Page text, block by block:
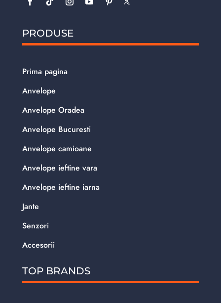
PRODUSE
Prima pagina
Anvelope
Anvelope Oradea
Anvelope Bucuresti
Anvelope camioane
Anvelope ieftine vara
Anvelope ieftine iarna
Jante
Senzori
Accesorii
TOP BRANDS